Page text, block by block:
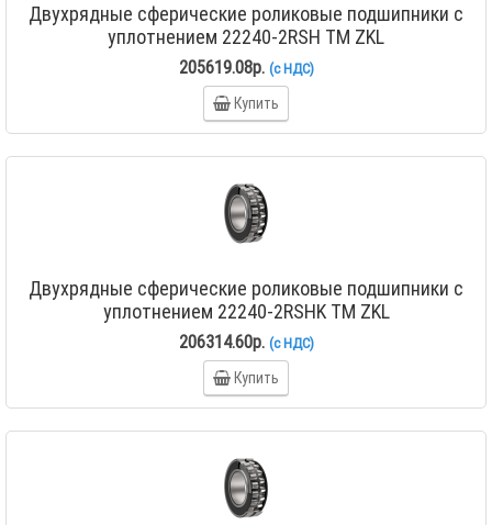
Двухрядные сферические роликовые подшипники с
уплотнением 22240-2RSH TM ZKL
205619.08р. (с НДС)
Купить
Двухрядные сферические роликовые подшипники с
уплотнением 22240-2RSHK TM ZKL
206314.60р. (с НДС)
Купить